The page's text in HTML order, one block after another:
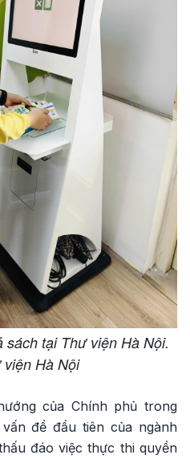
tại Thư viện Hà Nội.
Hà Nội
của Chính phủ trong
đề đầu tiên của ngành
đáo việc thực thi quyền